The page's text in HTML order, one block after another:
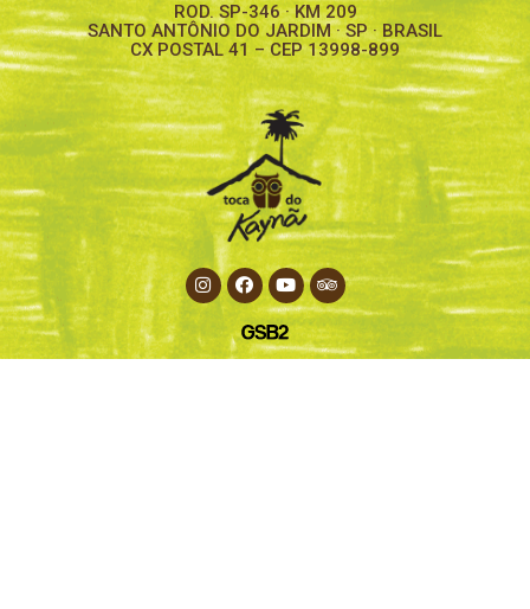
ROD. SP-346 · KM 209
SANTO ANTÔNIO DO JARDIM · SP · BRASIL
CX POSTAL 41 – CEP 13998-899